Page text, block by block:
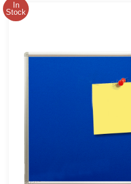
In
Stock